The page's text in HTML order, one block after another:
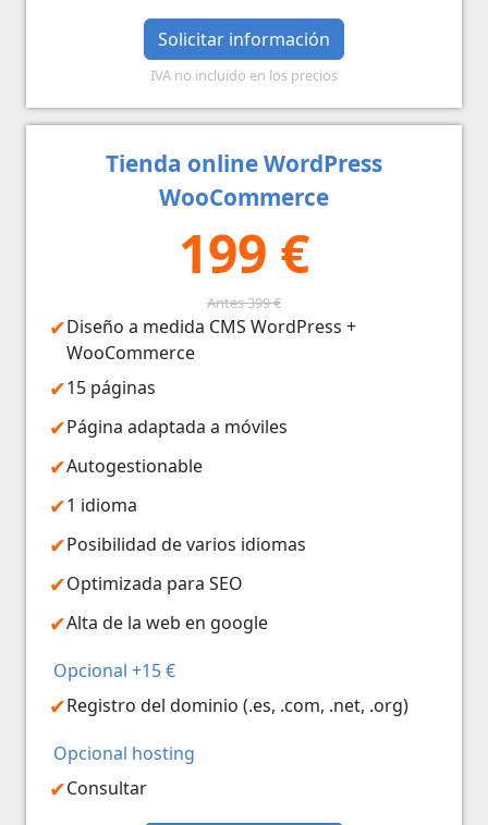
Solicitar información
IVA no incluido en los precios
Tienda online WordPress
WooCommerce
199 €
Antes 399 €
Diseño a medida CMS WordPress +
WooCommerce
15 páginas
Página adaptada a móviles
Autogestionable
1 idioma
Posibilidad de varios idiomas
Optimizada para SEO
Alta de la web en google
Opcional +15 €
Registro del dominio (.es, .com, .net, .org)
Opcional hosting
Consultar